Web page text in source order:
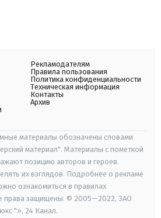
Рекламодателям
Правила пользования
Политика конфиденциальности
Техническая информация
Контакты
Архив
материалы обозначены словами
материал". Материалы с пометкой
позицию авторов и героев.
их взглядов. Подробнее о рекламе
ознакомиться в правилах
права защищены. © 2005—2022, ЗАО
"», 24 Канал.